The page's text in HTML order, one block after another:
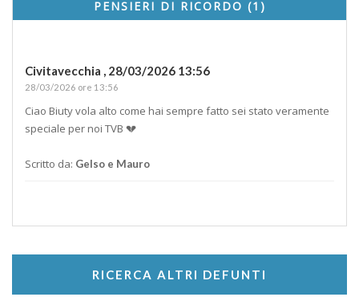
PENSIERI DI RICORDO (1)
Civitavecchia , 28/03/2026 13:56
28/03/2026 ore 13:56
Ciao Biuty vola alto come hai sempre fatto sei stato veramente
speciale per noi TVB 💔
Scritto da: Gelso e Mauro
RICERCA ALTRI DEFUNTI